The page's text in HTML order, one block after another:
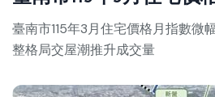
臺南市115年3月住宅價格月指數
整格局交屋潮推升成交量